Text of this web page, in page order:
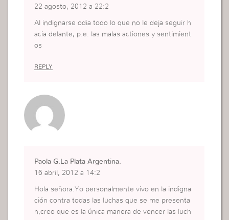
22 agosto, 2012 a 22:2
Al indignarse odia todo lo que no le deja seguir h
acia delante, p.e. las malas actiones y sentimient
os
REPLY
Paola G.La Plata Argentina.
16 abril, 2012 a 14:2
Hola señora.Yo personalmente vivo en la indigna
ción contra todas las luchas que se me presenta
n,creo que es la única manera de vencer las luch